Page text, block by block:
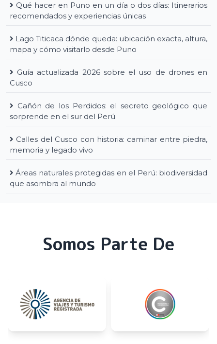
Qué hacer en Puno en un día o dos días: Itinerarios
recomendados y experiencias únicas
Lago Titicaca dónde queda: ubicación exacta, altura,
mapa y cómo visitarlo desde Puno
Guía actualizada 2026 sobre el uso de drones en
Cusco
Cañón de los Perdidos: el secreto geológico que
sorprende en el sur del Perú
Calles del Cusco con historia: caminar entre piedra,
memoria y legado vivo
Áreas naturales protegidas en el Perú: biodiversidad
que asombra al mundo
Somos Parte De